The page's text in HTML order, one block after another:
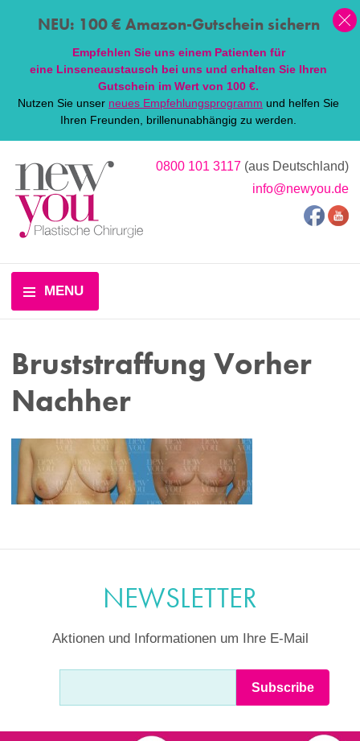
NEU: 100 € Amazon-Gutschein sichern
Empfehlen Sie uns einem Patienten für
eine Linseneaustausch bei uns und erhalten Sie Ihren
Gutschein im Wert von 100 €.
Nutzen Sie unser neues Empfehlungsprogramm und helfen Sie
Ihren Freunden, brillenunabhängig zu werden.
0800 101 3117 (aus Deutschland)
info@newyou.de
MENU
Bruststraffung Vorher
Nachher
NEWSLETTER
Aktionen und Informationen um Ihre E-Mail